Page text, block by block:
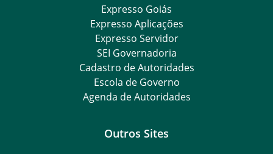
Expresso Goiás
Expresso Aplicações
Expresso Servidor
SEI Governadoria
Cadastro de Autoridades
Escola de Governo
Agenda de Autoridades
Outros Sites